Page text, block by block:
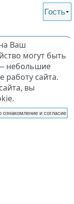
Гость
Ваш
могут быть
небольшие
сайта.
вы
и согласие